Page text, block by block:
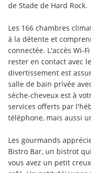
de Stade de Hard Rock.
Les 166 chambres
à la détente et
connectée. L'accès Wi-
rester en contact avec
divertissement est
salle de bain privée
sèche-cheveux est à
services offerts par
téléphone, mais aussi
Les gourmands
Bistro Bar, un bistrot
vous avez un petit